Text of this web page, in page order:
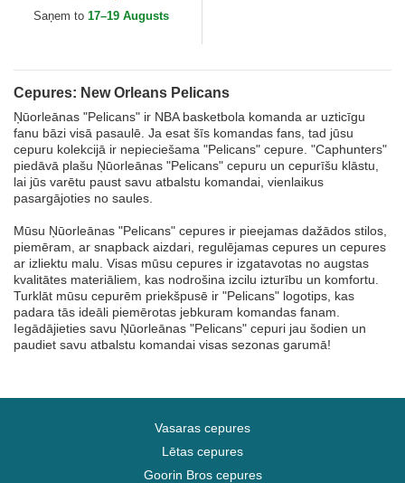
Pelicans NBA no New Era
Saņem to 17–19 Augusts
Cepures: New Orleans Pelicans
Ņūorleānas "Pelicans" ir NBA basketbola komanda ar uzticīgu
fanu bāzi visā pasaulē. Ja esat šīs komandas fans, tad jūsu
cepuru kolekcijā ir nepieciešama "Pelicans" cepure. "Caphunters"
piedāvā plašu Ņūorleānas "Pelicans" cepuru un cepurīšu klāstu,
lai jūs varētu paust savu atbalstu komandai, vienlaikus
pasargājoties no saules.
Mūsu Ņūorleānas "Pelicans" cepures ir pieejamas dažādos stilos,
piemēram, ar snapback aizdari, regulējamas cepures un cepures
ar izliektu malu. Visas mūsu cepures ir izgatavotas no augstas
kvalitātes materiāliem, kas nodrošina izcilu izturību un komfortu.
Turklāt mūsu cepurēm priekšpusē ir "Pelicans" logotips, kas
padara tās ideāli piemērotas jebkuram komandas fanam.
Iegādājieties savu Ņūorleānas "Pelicans" cepuri jau šodien un
paudiet savu atbalstu komandai visas sezonas garumā!
Vasaras cepures
Lētas cepures
Goorin Bros cepures